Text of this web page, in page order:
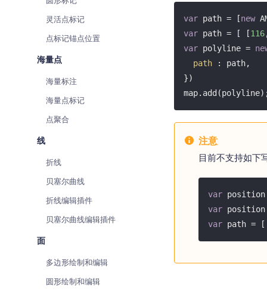
灵活点标记
点标记锚点位置
海量点
海量标注
海量点标记
点聚合
线
折线
贝塞尔曲线
折线编辑插件
贝塞尔曲线编辑插件
面
多边形绘制和编辑
圆形绘制和编辑
var path = [new
var path = [ [116
var polyline =
path : path,
})
注意
目前不支持如下
var
var
var path =